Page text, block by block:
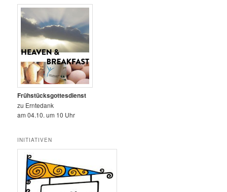
Frühstücksgottesdienst
zu Erntedank
am 04.10. um 10 Uhr
INITIATIVEN